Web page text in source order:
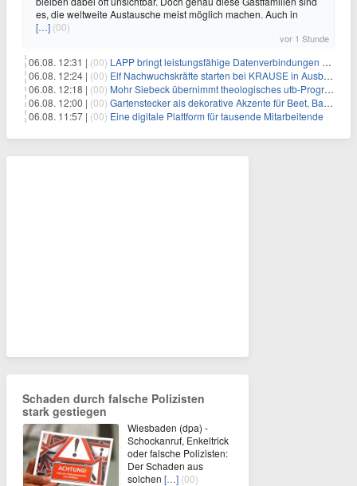
es, die weltweite Austausche meist möglich machen. Auch in
[…] (00)
vor 1 Stunde
06.08. 12:31 | (00) LAPP bringt leistungsfähige Datenverbindungen auf die Schiene
06.08. 12:24 | (00) Elf Nachwuchskräfte starten bei KRAUSE in Ausbildung und Jahrespraktikum
06.08. 12:18 | (00) Mohr Siebeck übernimmt theologisches utb-Programm und die Zeitschrift für Neues Testament (ZNT) von Narr Francke Attempto
06.08. 12:00 | (00) Gartenstecker als dekorative Akzente für Beet, Balkon und Terrasse | KNOBLOCH
06.08. 11:57 | (00) Eine digitale Plattform für tausende Mitarbeitende
Schaden durch falsche Polizisten
stark gestiegen
Wiesbaden (dpa) -
Schockanruf, Enkeltrick
oder falsche Polizisten:
Der Schaden aus
solchen […] (00)